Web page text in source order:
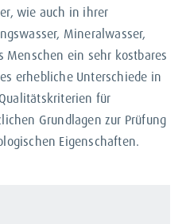
wie auch in ihrer
Mineralwasser,
Menschen ein sehr kostbares
erhebliche Unterschiede in
für
Grundlagen zur Prüfung
Eigenschaften.